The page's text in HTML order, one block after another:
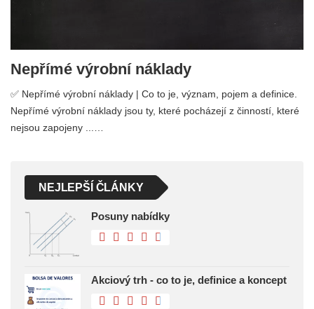
Nepřímé výrobní náklady
✅ Nepřímé výrobní náklady | Co to je, význam, pojem a definice.
Nepřímé výrobní náklady jsou ty, které pocházejí z činností, které
nejsou zapojeny ...…
NEJLEPŠÍ ČLÁNKY
Posuny nabídky
Akciový trh - co to je, definice a koncept